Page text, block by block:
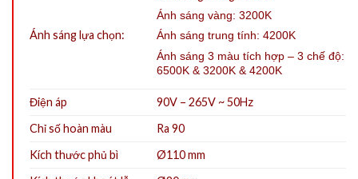
Ánh sáng lựa chọn:
Ánh sáng vàng: 3200K
Ánh sáng trung tính: 4200K
Ánh sáng 3 màu tích hợp – 3 chế độ:
6500K & 3200K & 4200K
Điện áp
90V – 265V ~ 50Hz
Chỉ số hoàn màu
Ra 90
Kích thước phủ bì
Ø110 mm